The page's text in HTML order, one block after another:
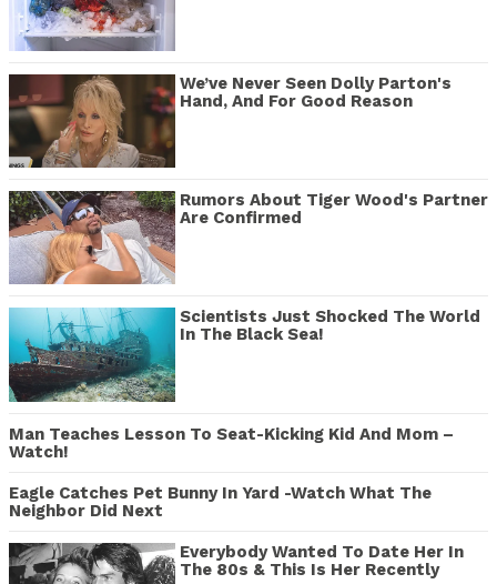
We’ve Never Seen Dolly Parton's
Hand, And For Good Reason
Rumors About Tiger Wood's Partner
Are Confirmed
Scientists Just Shocked The World
In The Black Sea!
Man Teaches Lesson To Seat-Kicking Kid And Mom –
Watch!
Eagle Catches Pet Bunny In Yard -Watch What The
Neighbor Did Next
Everybody Wanted To Date Her In
The 80s & This Is Her Recently